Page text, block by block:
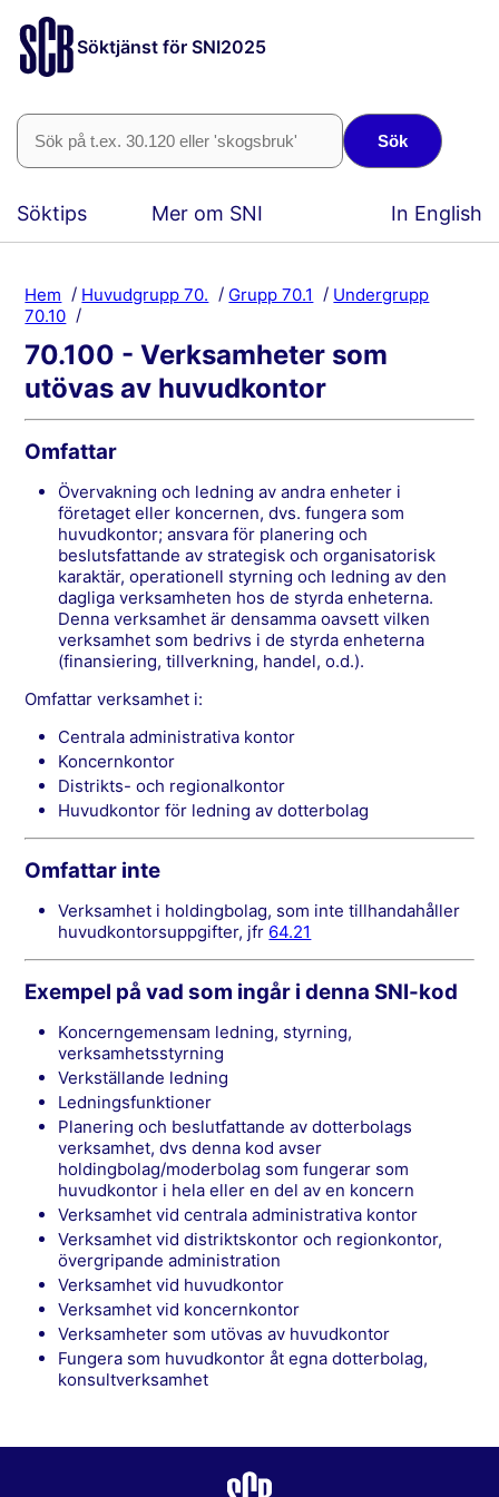
Söktjänst för SNI2025
Sök
Söktips Mer om SNI In English
Hem Huvudgrupp 70. Grupp 70.1
Undergrupp
70.10
70.100 - Verksamheter som
utövas av huvudkontor
Omfattar
övervakning och ledning av andra enheter i
företaget eller koncernen, dvs. fungera som
huvudkontor; ansvara för planering och
beslutsfattande av strategisk och organisatorisk
karaktär, operationell styrning och ledning av den
dagliga verksamheten hos de styrda enheterna.
Denna verksamhet är densamma oavsett vilken
verksamhet som bedrivs i de styrda enheterna
(finansiering, tillverkning, handel, o.d.).
Omfattar verksamhet i:
centrala administrativa kontor
koncernkontor
distrikts- och regionalkontor
huvudkontor för ledning av dotterbolag
Omfattar inte
verksamhet i holdingbolag, som inte tillhandahåller
huvudkontorsuppgifter, jfr 64.21
Exempel på vad som ingår i denna SNI-kod
Koncerngemensam ledning, styrning,
verksamhetsstyrning
Verkställande ledning
Ledningsfunktioner
Planering och beslutfattande av dotterbolags
verksamhet, dvs denna kod avser
holdingbolag/moderbolag som fungerar som
huvudkontor i hela eller en del av en koncern
Verksamhet vid centrala administrativa kontor
Verksamhet vid distriktskontor och regionkontor,
övergripande administration
Verksamhet vid huvudkontor
Verksamhet vid koncernkontor
Verksamheter som utövas av huvudkontor
Fungera som huvudkontor åt egna dotterbolag,
konsultverksamhet